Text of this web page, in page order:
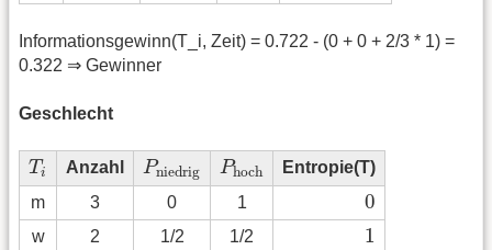
Informationsgewinn(T_i, Zeit) = 0.722 - (0 + 0 + 2/3 * 1) =
0.322 ⇒ Gewinner
Geschlecht
Ti
Ti Anzahl Pniedrig
PniedrigPhoch
Phoch Entropie(T)
m
3 0 1 0
0
w 2 1/2 1/2 1
1